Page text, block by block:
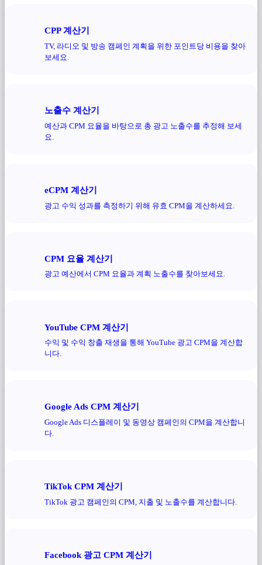
CPP 계산기
TV, 라디오 및 방송 캠페인 계획을 위한 포인트당 비용을 찾아
보세요.
노출수 계산기
예산과 CPM 요율을 바탕으로 총 광고 노출수를 추정해 보세
요.
eCPM 계산기
광고 수익 성과를 측정하기 위해 유효 CPM을 계산하세요.
CPM 요율 계산기
광고 예산에서 CPM 요율과 계획 노출수를 찾아보세요.
YouTube CPM 계산기
수익 및 수익 창출 재생을 통해 YouTube 광고 CPM을 계산합
니다.
Google Ads CPM 계산기
Google Ads 디스플레이 및 동영상 캠페인의 CPM을 계산합니
다.
TikTok CPM 계산기
TikTok 광고 캠페인의 CPM, 지출 및 노출수를 계산합니다.
Facebook 광고 CPM 계산기